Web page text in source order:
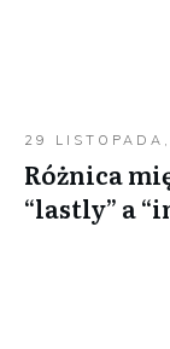
29
Różnica
“lastly” a